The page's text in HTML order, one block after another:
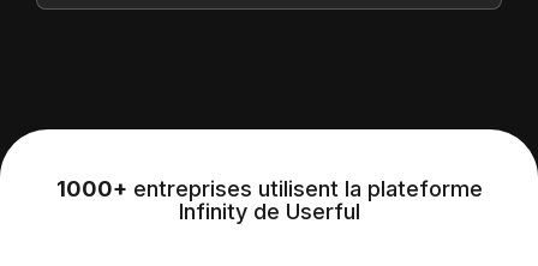
1000+ entreprises utilisent la plateforme
Infinity de Userful